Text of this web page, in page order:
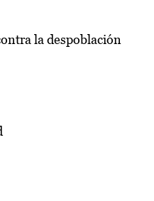
la despoblación